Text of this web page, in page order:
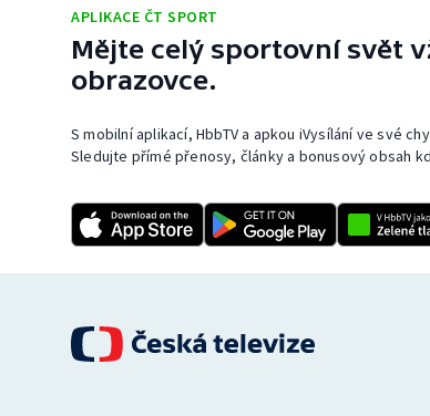
APLIKACE ČT SPORT
Mějte celý sportovní svět
obrazovce.
S mobilní aplikací, HbbTV a apkou iVysílání ve své
Sledujte přímé přenosy, články a bonusový obsah